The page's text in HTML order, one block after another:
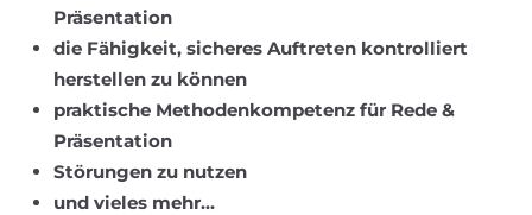
Präsentation
die Fähigkeit, sicheres Auftreten kontrolliert
herstellen zu können
praktische Methodenkompetenz für Rede &
Präsentation
Störungen zu nutzen
und vieles mehr...